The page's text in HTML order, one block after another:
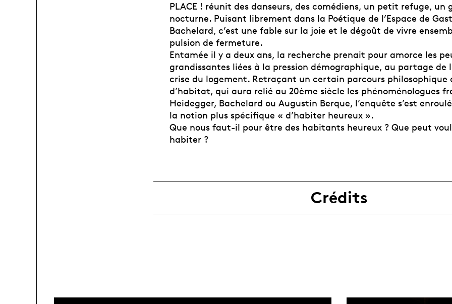
PLACE ! réunit des danseurs, des comédiens, un petit refuge, un
nocturne. Puisant librement dans la Poétique de l’Espace de
Bachelard, c’est une fable sur la joie et le dégoût de vivre
pulsion de fermeture.
Entamée il y a deux ans, la recherche prenait pour amorce les
grandissantes liées à la pression démographique, au partage de
crise du logement. Retraçant un certain parcours philosophique
d’habitat, qui aura relié au 20ème siècle les phénoménologues
Heidegger, Bachelard ou Augustin Berque, l’enquête s’est
la notion plus spécifique « d’habiter heureux ».
Que nous faut-il pour être des habitants heureux ? Que peut
habiter ?
Crédits